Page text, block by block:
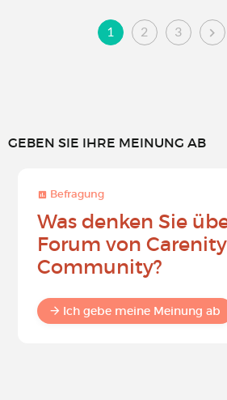
1 2 3
GEBEN SIE IHRE MEINUNG AB
Befragung
Was denken Sie
Forum von
Community?
Ich gebe meine Meinung ab